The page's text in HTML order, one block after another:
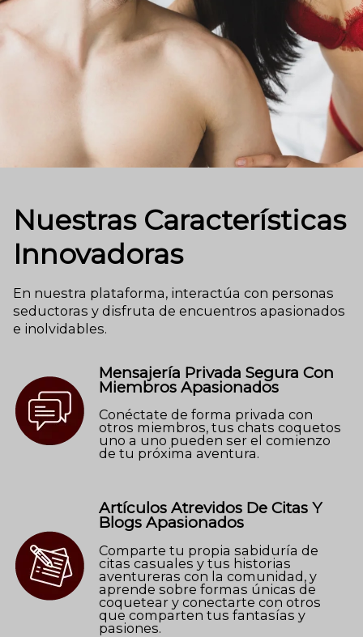
Nuestras Características
Innovadoras
En nuestra plataforma, interactúa con personas
seductoras y disfruta de encuentros apasionados
e inolvidables.
Mensajería Privada Segura Con
Miembros Apasionados
Conéctate de forma privada con
otros miembros, tus chats coquetos
uno a uno pueden ser el comienzo
de tu próxima aventura.
Artículos Atrevidos De Citas Y
Blogs Apasionados
Comparte tu propia sabiduría de
citas casuales y tus historias
aventureras con la comunidad, y
aprende sobre formas únicas de
coquetear y conectarte con otros
que comparten tus fantasías y
pasiones.